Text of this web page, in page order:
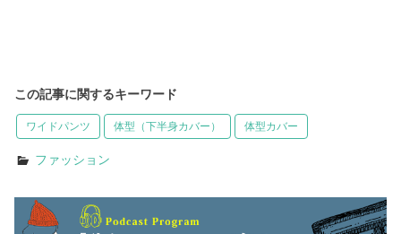
この記事に関するキーワード
ワイドパンツ 体型（下半身カバー） 体型カバー
ファッション